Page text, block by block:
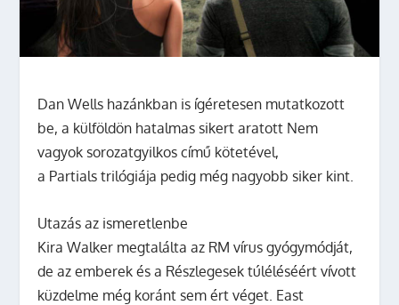
Dan Wells hazánkban is ígéretesen mutatkozott
be, a külföldön hatalmas sikert aratott Nem
vagyok sorozatgyilkos című kötetével,
a Partialstrilógiája pedig még nagyobb siker kint.
Utazás az ismeretlenbe
Kira Walker megtalálta az RM vírus gyógymódját,
de az emberek és a Részlegesek túléléséért vívott
küzdelme még koránt sem ért véget. East